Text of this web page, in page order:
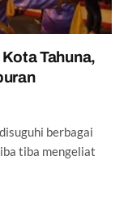
Tahuna,
berbagai
tiba mengeliat